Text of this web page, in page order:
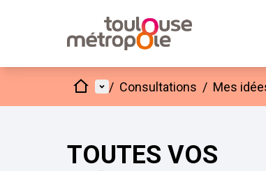
AccueilMenu principal
/ Consultations / Mes
TOUTES VOS